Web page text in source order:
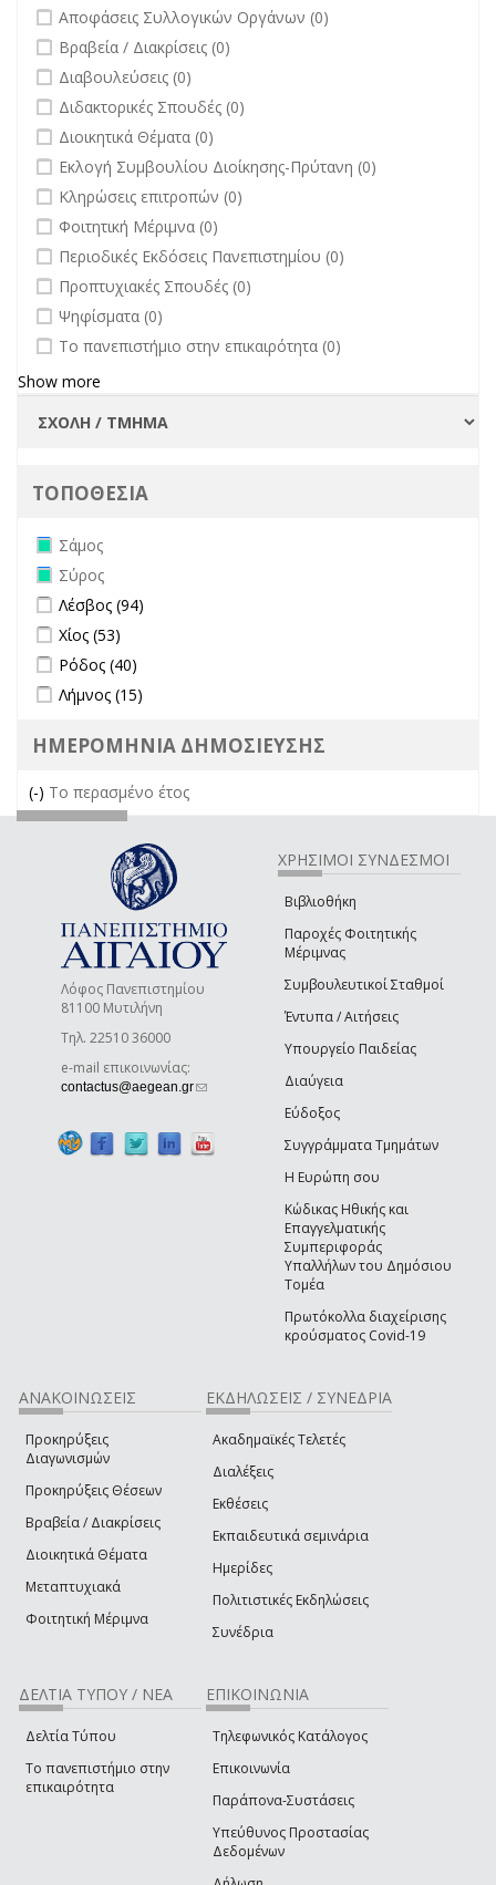
undefined
Αποφάσεις Συλλογικών Οργάνων (0)
undefined
Βραβεία / Διακρίσεις (0)
undefined
Διαβουλεύσεις (0)
undefined
Διδακτορικές Σπουδές (0)
undefined
Διοικητικά Θέματα (0)
undefined
Εκλογή Συμβουλίου Διοίκησης-Πρύτανη (0)
undefined
Κληρώσεις επιτροπών (0)
undefined
Φοιτητική Μέριμνα (0)
undefined
Περιοδικές Εκδόσεις Πανεπιστημίου (0)
undefined
Προπτυχιακές Σπουδές (0)
undefined
Ψηφίσματα (0)
undefined
Το πανεπιστήμιο στην επικαιρότητα (0)
Show more
ΤΟΠΟΘΕΣΙΑ
Remove Σάμος filter
Σάμος
Remove Σύρος filter
Σύρος
Apply Λέσβος filter
Λέσβος (94)
Apply Χίος filter
Χίος (53)
Apply Ρόδος filter
Ρόδος (40)
Apply Λήμνος filter
Λήμνος (15)
ΗΜΕΡΟΜΗΝΙΑ ΔΗΜΟΣΙΕΥΣΗΣ
(-) Remove Το περασμένο έτος filter
Το περασμένο έτος
Λόφος Πανεπιστημίου
81100 Μυτιλήνη
Τηλ. 22510 36000
e-mail επικοινωνίας:
contactus@aegean.gr(link sends e-mail)
ΧΡΗΣΙΜΟΙ ΣΥΝΔΕΣΜΟΙ
Βιβλιοθήκη
Παροχές Φοιτητικής
Μέριμνας
Συμβουλευτικοί Σταθμοί
Έντυπα / Αιτήσεις
Υπουργείο Παιδείας
Διαύγεια
Εύδοξος
Συγγράμματα Τμημάτων
Η Ευρώπη σου
Κώδικας Ηθικής και
Επαγγελματικής
Συμπεριφοράς
Υπαλλήλων του Δημόσιου
Τομέα
Πρωτόκολλα διαχείρισης
κρούσματος Covid-19
ΑΝΑΚΟΙΝΩΣΕΙΣ
Προκηρύξεις
Διαγωνισμών
Προκηρύξεις Θέσεων
Βραβεία / Διακρίσεις
Διοικητικά Θέματα
Μεταπτυχιακά
Φοιτητική Μέριμνα
ΕΚΔΗΛΩΣΕΙΣ / ΣΥΝΕΔΡΙΑ
Ακαδημαϊκές Τελετές
Διαλέξεις
Εκθέσεις
Εκπαιδευτικά σεμινάρια
Ημερίδες
Πολιτιστικές Εκδηλώσεις
Συνέδρια
ΔΕΛΤΙΑ ΤΥΠΟΥ / ΝΕΑ
Δελτία Τύπου
Το πανεπιστήμιο στην
επικαιρότητα
ΕΠΙΚΟΙΝΩΝΙΑ
Τηλεφωνικός Κατάλογος
Επικοινωνία
Παράπονα-Συστάσεις
Υπεύθυνος Προστασίας
Δεδομένων